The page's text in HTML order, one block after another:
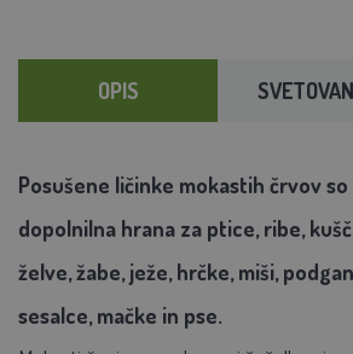
OPIS
Posušene ličinke mokastih črvov so
dopolnilna hrana za ptice, ribe,
želve, žabe, ježe, hrčke, miši,
sesalce, mačke in pse.